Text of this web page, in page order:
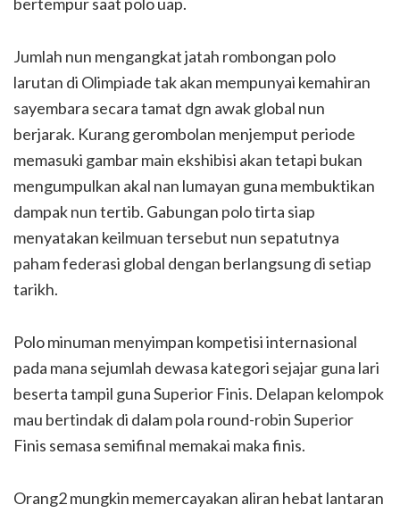
Jumlah nun mengangkat jatah rombongan polo
larutan di Olimpiade tak akan mempunyai kemahiran
sayembara secara tamat dgn awak global nun
berjarak. Kurang gerombolan menjemput periode
memasuki gambar main ekshibisi akan tetapi bukan
mengumpulkan akal nan lumayan guna membuktikan
dampak nun tertib. Gabungan polo tirta siap
menyatakan keilmuan tersebut nun sepatutnya
paham federasi global dengan berlangsung di setiap
tarikh.
Polo minuman menyimpan kompetisi internasional
pada mana sejumlah dewasa kategori sejajar guna lari
beserta tampil guna Superior Finis. Delapan kelompok
mau bertindak di dalam pola round-robin Superior
Finis semasa semifinal memakai maka finis.
Orang2 mungkin memercayakan aliran hebat lantaran